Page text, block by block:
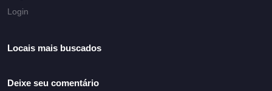
Login
Locais mais buscados
Deixe seu comentário